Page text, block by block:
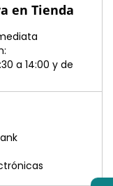
en Tienda
a 14:00 y de